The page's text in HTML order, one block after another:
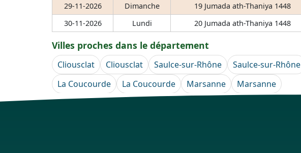
29-11-2026
Dimanche 19 Jumada ath-Thaniya 1448
30-11-2026
Lundi 20 Jumada ath-Thaniya 1448
Villes proches dans le département
Cliousclat Cliousclat Saulce-sur-Rhône Saulce-sur-Rhône
La Coucourde
La Coucourde Marsanne Marsanne